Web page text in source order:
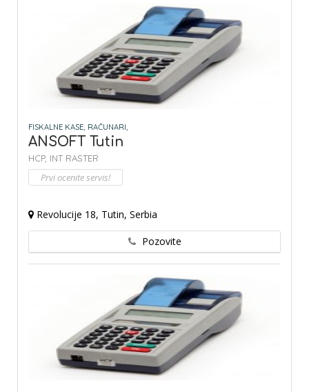
FISKALNE KASE, RAČUNARI,
ANSOFT Tutin
HCP, INT RASTER
Prvi ocenite servis!
Revolucije 18, Tutin, Serbia
Pozovite